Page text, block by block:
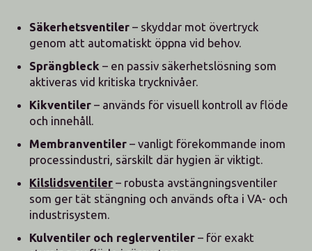
Säkerhetsventiler – skyddar mot övertryck
genom att automatiskt öppna vid behov.
Sprängbleck – en passiv säkerhetslösning som
aktiveras vid kritiska trycknivåer.
Kikventiler – används för visuell kontroll av flöde
och innehåll.
Membranventiler – vanligt förekommande inom
processindustri, särskilt där hygien är viktigt.
Kilslidsventiler – robusta avstängningsventiler
som ger tät stängning och används ofta i VA- och
industrisystem.
Kulventiler och reglerventiler – för exakt